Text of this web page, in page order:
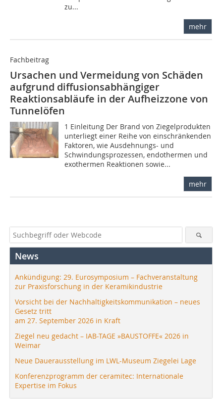
zu...
mehr
Fachbeitrag
Ursachen und Vermeidung von Schäden
aufgrund diffusionsabhängiger
Reaktionsabläufe in der Aufheizzone von
Tunnelöfen
1 Einleitung Der Brand von Ziegelprodukten
unterliegt einer Reihe von einschränkenden
Faktoren, wie Ausdehnungs- und
Schwindungsprozessen, endothermen und
exothermen Reaktionen sowie...
mehr
News
Ankündigung: 29. Eurosymposium – Fachveranstaltung
zur Praxisforschung in der Keramikindustrie
Vorsicht bei der Nachhaltigkeitskommunikation – neues
Gesetz tritt
am 27. September 2026 in Kraft
Ziegel neu gedacht – IAB-TAGE »BAUSTOFFE« 2026 in
Weimar
Neue Dauerausstellung im LWL-Museum Ziegelei Lage
Konferenzprogramm der ceramitec: Internationale
Expertise im Fokus